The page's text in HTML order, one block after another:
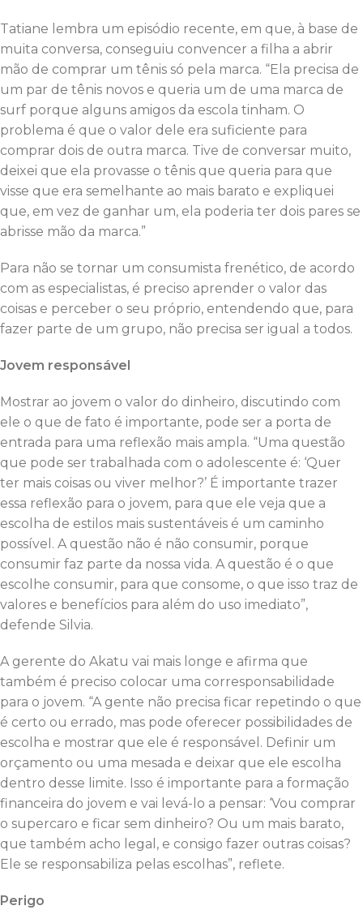
Tatiane lembra um episódio recente, em que, à base de
muita conversa, conseguiu convencer a filha a abrir
mão de comprar um tênis só pela marca. “Ela precisa de
um par de tênis novos e queria um de uma marca de
surf porque alguns amigos da escola tinham. O
problema é que o valor dele era suficiente para
comprar dois de outra marca. Tive de conversar muito,
deixei que ela provasse o tênis que queria para que
visse que era semelhante ao mais barato e expliquei
que, em vez de ganhar um, ela poderia ter dois pares se
abrisse mão da marca.”
Para não se tornar um consumista frenético, de acordo
com as especialistas, é preciso aprender o valor das
coisas e perceber o seu próprio, entendendo que, para
fazer parte de um grupo, não precisa ser igual a todos.
Jovem responsável
Mostrar ao jovem o valor do dinheiro, discutindo com
ele o que de fato é importante, pode ser a porta de
entrada para uma reflexão mais ampla. “Uma questão
que pode ser trabalhada com o adolescente é: ‘Quer
ter mais coisas ou viver melhor?’ É importante trazer
essa reflexão para o jovem, para que ele veja que a
escolha de estilos mais sustentáveis é um caminho
possível. A questão não é não consumir, porque
consumir faz parte da nossa vida. A questão é o que
escolhe consumir, para que consome, o que isso traz de
valores e benefícios para além do uso imediato”,
defende Silvia.
A gerente do Akatu vai mais longe e afirma que
também é preciso colocar uma corresponsabilidade
para o jovem. “A gente não precisa ficar repetindo o que
é certo ou errado, mas pode oferecer possibilidades de
escolha e mostrar que ele é responsável. Definir um
orçamento ou uma mesada e deixar que ele escolha
dentro desse limite. Isso é importante para a formação
financeira do jovem e vai levá-lo a pensar: ‘Vou comprar
o supercaro e ficar sem dinheiro? Ou um mais barato,
que também acho legal, e consigo fazer outras coisas?
Ele se responsabiliza pelas escolhas”, reflete.
Perigo